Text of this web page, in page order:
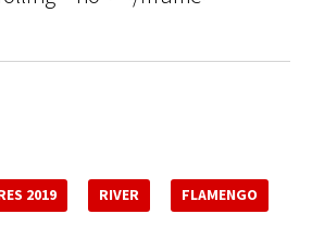
2019 RIVER FLAMENGO